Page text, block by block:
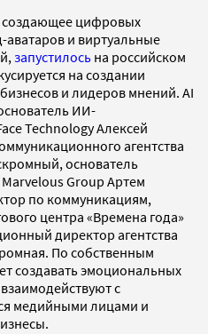
создающее цифровых
и виртуальные
запустилось на российском
на создании
и лидеров мнений. AI
ИИ-
Technology Алексей
агентства
основатель
Group Артем
по коммуникациям,
центра «Времена года»
директор агентства
По собственным
создавать эмоциональных
с
медийными лицами и